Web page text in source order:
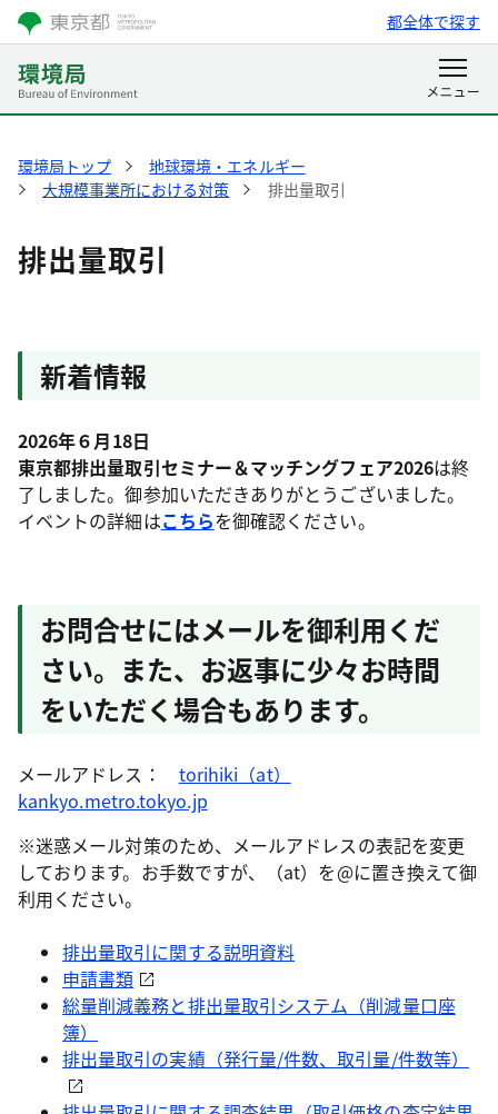
都全体で探す
環境局トップ
地球環境・エネルギー
大規模事業所における対策
排出量取引
排出量取引
新着情報
2026年６月18日
東京都排出量取引セミナー＆マッチングフェア2026は終
了しました。御参加いただきありがとうございました。
イベントの詳細はこちらを御確認ください。
お問合せにはメールを御利用くだ
さい。また、お返事に少々お時間
をいただく場合もあります。
メールアドレス： torihiki（at）
kankyo.metro.tokyo.jp
※迷惑メール対策のため、メールアドレスの表記を変更
しております。お手数ですが、（at）を@に置き換えて御
利用ください。
排出量取引に関する説明資料
申請書類
総量削減義務と排出量取引システム（削減量口座
簿）
排出量取引の実績（発行量/件数、取引量/件数等）